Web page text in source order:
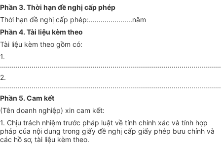
Phần 3. Thời hạn đề nghị cấp phép
Thời hạn đề nghị cấp phép:......................năm
Phần 4. Tài liệu kèm theo
Tài liệu kèm theo gồm có:
1.
2.
Phần 5. Cam kết
(Tên doanh nghiệp) xin cam kết:
1. Chịu trách nhiệm trước pháp luật về tính chính xác và tính hợp
pháp của nội dung trong giấy đề nghị cấp giấy phép bưu chính và
các hồ sơ, tài liệu kèm theo.